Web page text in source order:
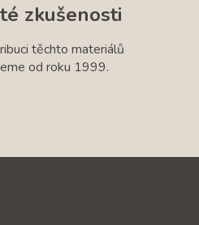
zkušenosti
těchto materiálů
od roku 1999.